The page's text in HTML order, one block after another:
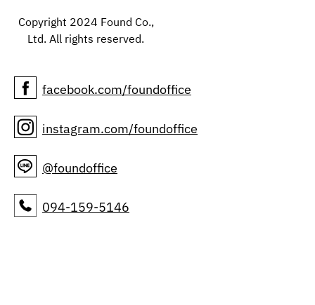
Copyright 2024 Found Co.,
Ltd. All rights reserved.
facebook.com/foundoffice
instagram.com/foundoffice
@foundoffice
094-159-5146